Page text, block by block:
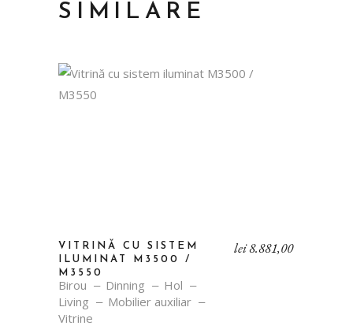
SIMILARE
VITRINĂ CU SISTEM
ILUMINAT M3500 /
M3550
Birou Dinning
Hol
Living
Mobilier auxiliar
Vitrine
lei8.881,00